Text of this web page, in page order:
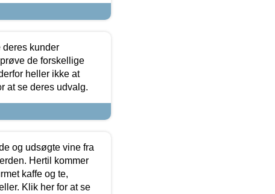
deres kunder
de forskellige
heller ikke at
at se deres udvalg.
og udsøgte vine fra
Hertil kommer
kaffe og te,
Klik her for at se